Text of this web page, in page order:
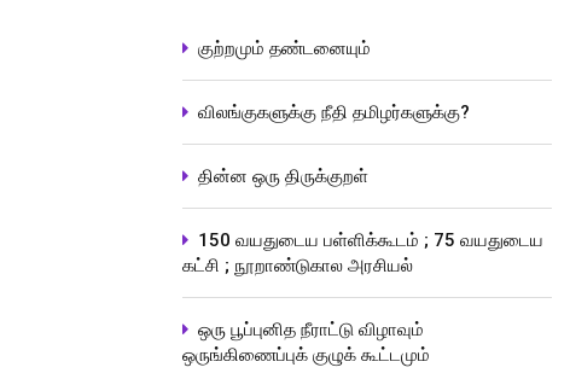
குற்றமும் தண்டனையும்
விலங்குகளுக்கு நீதி தமிழர்களுக்கு?
தின்ன ஒரு திருக்குறள்
150 வயதுடைய பள்ளிக்கூடம் ; 75 வயதுடைய
கட்சி ; நூறாண்டுகால அரசியல்
ஒரு பூப்புனித நீராட்டு விழாவும்
ஒருங்கிணைப்புக் குழுக் கூட்டமும்